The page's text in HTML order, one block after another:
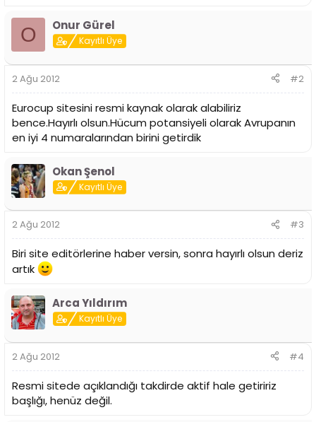
O Onur Gürel
Kayıtlı Üye
2 Ağu 2012 #2
Eurocup sitesini resmi kaynak olarak alabiliriz
bence.Hayırlı olsun.Hücum potansiyeli olarak Avrupanın
en iyi 4 numaralarından birini getirdik
Okan Şenol
Kayıtlı Üye
2 Ağu 2012 #3
Biri site editörlerine haber versin, sonra hayırlı olsun deriz
artık
Arca Yıldırım
Kayıtlı Üye
2 Ağu 2012 #4
Resmi sitede açıklandığı takdirde aktif hale getiririz
başlığı, henüz değil.